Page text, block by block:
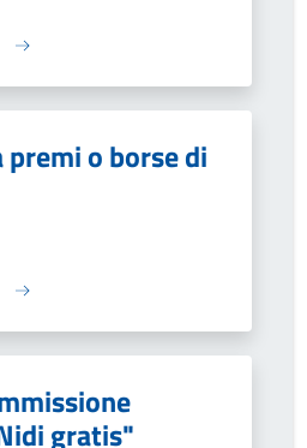
premi o borse di
gratis"